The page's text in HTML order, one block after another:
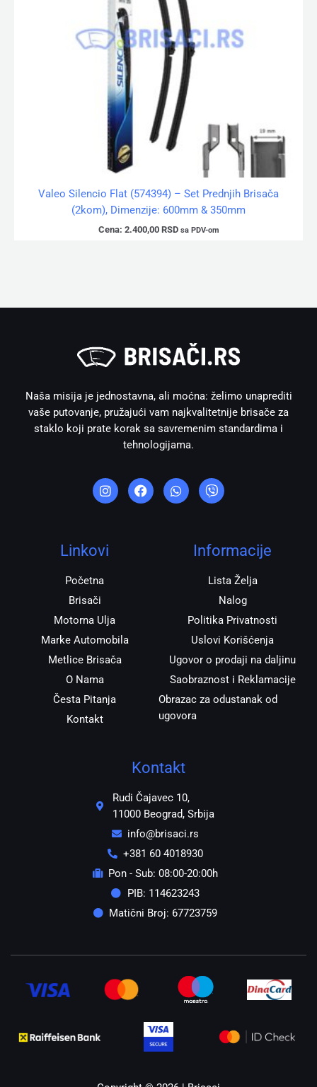
Valeo Silencio Flat (574394) – Set Prednjih Brisača
(2kom), Dimenzije: 600mm & 350mm
Cena: 2.400,00 RSD sa PDV-om
Naša misija je jednostavna, ali moćna: želimo unaprediti
vaše putovanje, pružajući vam najkvalitetnije brisače za
staklo koji prate korak sa savremenim standardima i
tehnologijama.
n
s
t
r
a
a
c
e
h
a
t
i
b
e
Linkovi
Početna
Brisači
Motorna Ulja
Marke Automobila
Metlice Brisača
O Nama
Česta Pitanja
Kontakt
Informacije
Lista Želja
Nalog
Politika Privatnosti
Uslovi Korišćenja
Ugovor o prodaji na daljinu
Saobraznost i Reklamacije
Obrazac za odustanak od
ugovora
Kontakt
Rudi Čajavec 10,
11000 Beograd, Srbija
info@brisaci.rs
+381 60 4018930
Pon - Sub: 08:00-20:00h
PIB: 114623243
Matični Broj: 67723759